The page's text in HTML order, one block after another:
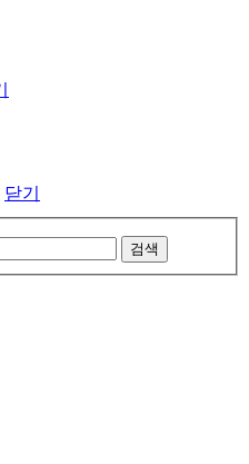
닫기
검색